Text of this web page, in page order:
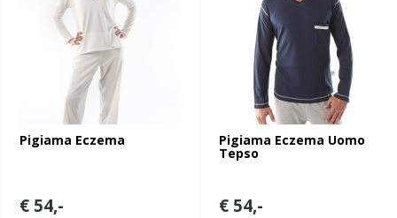
Pigiama Eczema
€ 54,-
Pigiama Eczema Uomo
Tepso
€ 54,-